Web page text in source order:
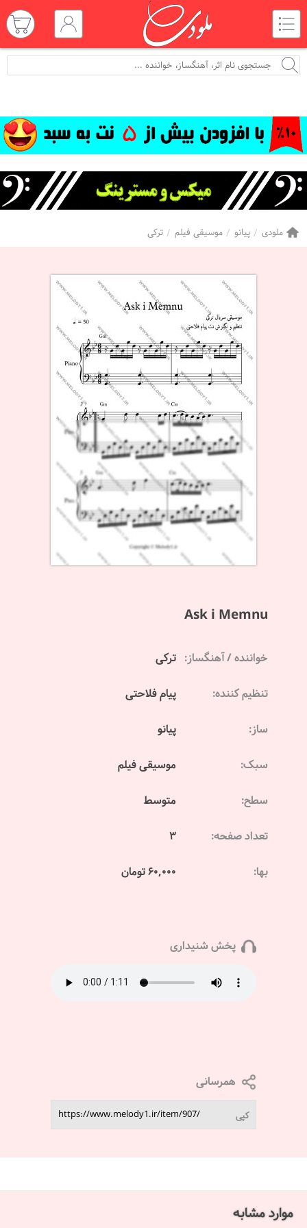
ملودی پیانو موسیقی فیلم ترکی
Ask i Memnu
خواننده / آهنگساز: ترکی
تنظیم کننده: پیام فلاحتی
ساز: پیانو
سبک: موسیقی فیلم
سطح: متوسط
تعداد صفحه: 3
بها: 60,000 تومان
پخش شنیداری
همرسانی
کپی
موارد مشابه